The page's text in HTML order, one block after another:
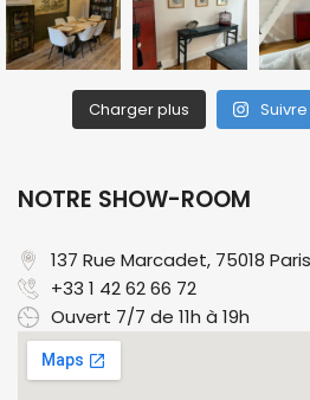
À propos des cookies
Contactez-nous
LE MEILLEUR D'INSTAGRAM
tresorsdechineparis18